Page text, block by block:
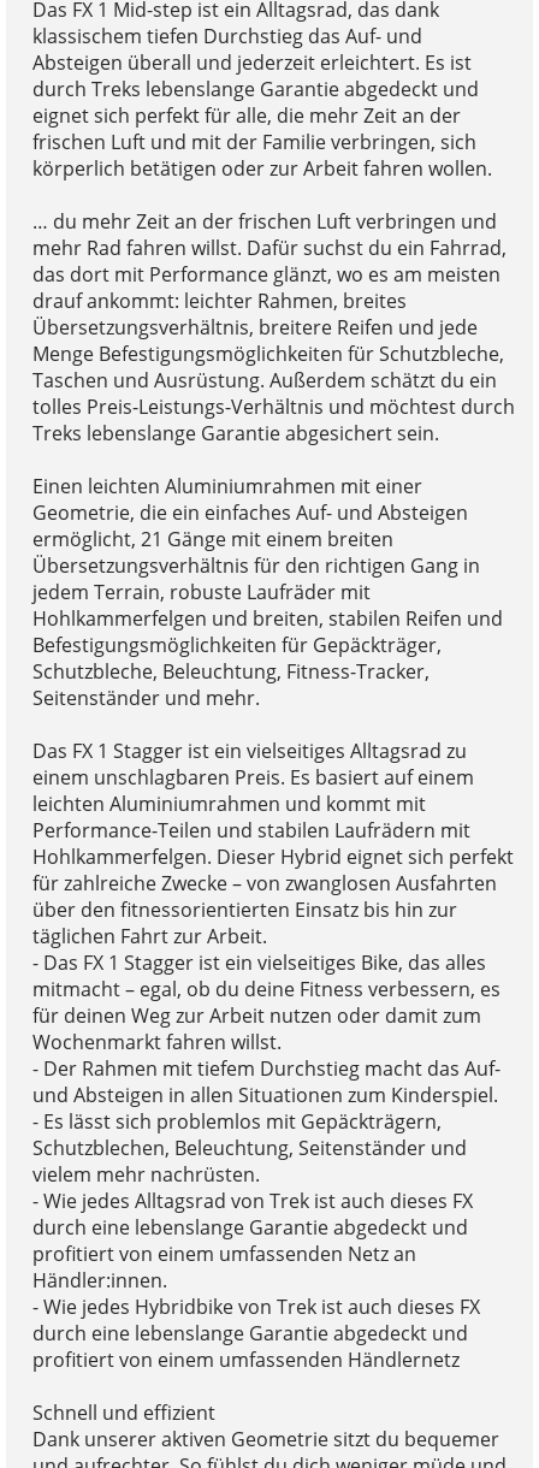
Das FX 1 Mid-step ist ein Alltagsrad, das dank
klassischem tiefen Durchstieg das Auf- und
Absteigen überall und jederzeit erleichtert. Es ist
durch Treks lebenslange Garantie abgedeckt und
eignet sich perfekt für alle, die mehr Zeit an der
frischen Luft und mit der Familie verbringen, sich
körperlich betätigen oder zur Arbeit fahren wollen.
… du mehr Zeit an der frischen Luft verbringen und
mehr Rad fahren willst. Dafür suchst du ein Fahrrad,
das dort mit Performance glänzt, wo es am meisten
drauf ankommt: leichter Rahmen, breites
Übersetzungsverhältnis, breitere Reifen und jede
Menge Befestigungsmöglichkeiten für Schutzbleche,
Taschen und Ausrüstung. Außerdem schätzt du ein
tolles Preis-Leistungs-Verhältnis und möchtest durch
Treks lebenslange Garantie abgesichert sein.
Einen leichten Aluminiumrahmen mit einer
Geometrie, die ein einfaches Auf- und Absteigen
ermöglicht, 21 Gänge mit einem breiten
Übersetzungsverhältnis für den richtigen Gang in
jedem Terrain, robuste Laufräder mit
Hohlkammerfelgen und breiten, stabilen Reifen und
Befestigungsmöglichkeiten für Gepäckträger,
Schutzbleche, Beleuchtung, Fitness-Tracker,
Seitenständer und mehr.
Das FX 1 Stagger ist ein vielseitiges Alltagsrad zu
einem unschlagbaren Preis. Es basiert auf einem
leichten Aluminiumrahmen und kommt mit
Performance-Teilen und stabilen Laufrädern mit
Hohlkammerfelgen. Dieser Hybrid eignet sich perfekt
für zahlreiche Zwecke – von zwanglosen Ausfahrten
über den fitnessorientierten Einsatz bis hin zur
täglichen Fahrt zur Arbeit.
- Das FX 1 Stagger ist ein vielseitiges Bike, das alles
mitmacht – egal, ob du deine Fitness verbessern, es
für deinen Weg zur Arbeit nutzen oder damit zum
Wochenmarkt fahren willst.
- Der Rahmen mit tiefem Durchstieg macht das Auf-
und Absteigen in allen Situationen zum Kinderspiel.
- Es lässt sich problemlos mit Gepäckträgern,
Schutzblechen, Beleuchtung, Seitenständer und
vielem mehr nachrüsten.
- Wie jedes Alltagsrad von Trek ist auch dieses FX
durch eine lebenslange Garantie abgedeckt und
profitiert von einem umfassenden Netz an
Händler:innen.
- Wie jedes Hybridbike von Trek ist auch dieses FX
durch eine lebenslange Garantie abgedeckt und
profitiert von einem umfassenden Händlernetz
Schnell und effizient
Dank unserer aktiven Geometrie sitzt du bequemer